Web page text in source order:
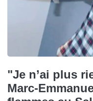
"Je n’ai plus
Marc-